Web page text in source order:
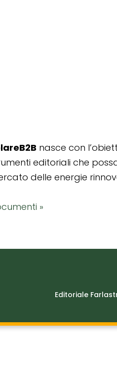
nasce con
editoriali che
delle energie
»
Editoriale